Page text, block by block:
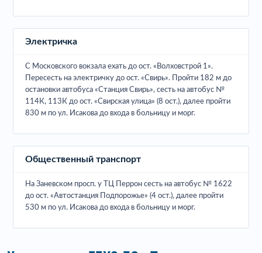
Электричка
С Московского вокзала ехать до ост. «Волховстрой 1».
Пересесть на электричку до ост. «Свирь». Пройти 182 м до
остановки автобуса «Станция Свирь», сесть на автобус №
114К, 113К до ост. «Свирская улица» (8 ост.), далее пройти
830 м по ул. Исакова до входа в больницу и морг.
Общественный транспорт
На Заневском просп. у ТЦ Перрон сесть на автобус № 1622
до ост. «Автостанция Подпорожье» (4 ост.), далее пройти
530 м по ул. Исакова до входа в больницу и морг.